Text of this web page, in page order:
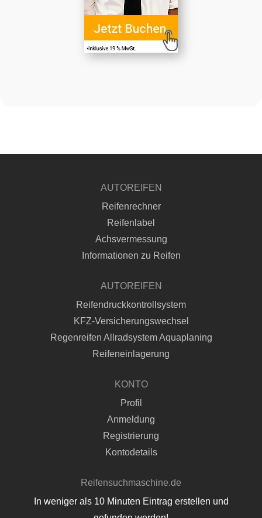
AUTOREIFEN
Reifenrechner
Reifenlabel
Achsvermessung
Informationen zu Reifen
AUTOREIFEN
Reifendruckkontrollsystem
KFZ-Versicherungswechsel
Regenreifen Allradsystem Aquaplaning
Reifeneinlagerung
KONTO
Profil
Anmeldung
Registrierung
Kontodetails
Reifensuchmaschine.de
In weniger als 10 Minuten Eintrag erstellen und